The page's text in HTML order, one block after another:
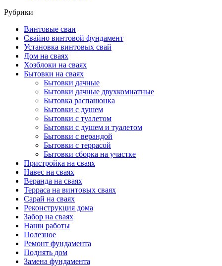
Рубрики
Винтовые сваи
Свайно винтовой фундамент
Установка винтовых свай
Дом на сваях
Хозблоки на сваях
Бытовки на сваях
Бытовки дачные
Бытовки дачные двухкомнатные
Бытовка распашонка
Бытовки с душем
Бытовки с туалетом
Бытовки с душем и туалетом
Бытовки с верандой
Бытовки с террасой
Бытовки сборка на участке
Пристройка на сваях
Навес на сваях
Веранда на сваях
Терраса на винтовых сваях
Cарай на сваях
Реконструкция дома
Забор на сваях
Наши работы
Полезное
Ремонт фундамента
Поднять дом
Замена фундамента